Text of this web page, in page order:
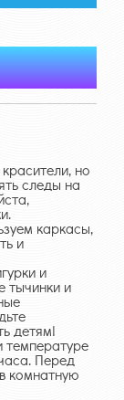
но
следы на
каркасы,
и
и
тычинки и
детям!
температуре
Перед
комнатную